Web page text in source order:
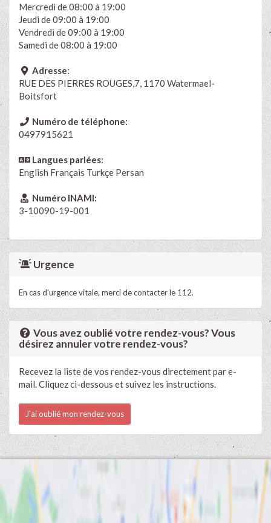
Mercredi de 08:00 à 19:00
Jeudi de 09:00 à 19:00
Vendredi de 09:00 à 19:00
Samedi de 08:00 à 19:00
Adresse:
RUE DES PIERRES ROUGES,7, 1170 Watermael-
Boitsfort
Numéro de téléphone:
0497915621
Langues parlées:
English Français Turkçe Persan
Numéro INAMI:
3-10090-19-001
Urgence
En cas d'urgence vitale, merci de contacter le 112.
Vous avez oublié votre rendez-vous? Vous
désirez annuler votre rendez-vous?
Recevez la liste de vos rendez-vous directement par e-
mail. Cliquez ci-dessous et suivez les instructions.
J'ai oublié mon rendez-vous